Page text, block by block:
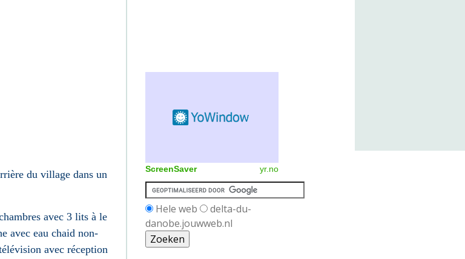
du village dans un
avec 3 lits à le
avec eau chaid non-
avec réception
ScreenSaver yr.no
Hele web
delta-du-
danobe.jouwweb.nl